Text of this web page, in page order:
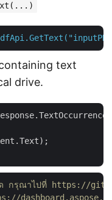
text
drive.
ด กรุณาไปที่ https://